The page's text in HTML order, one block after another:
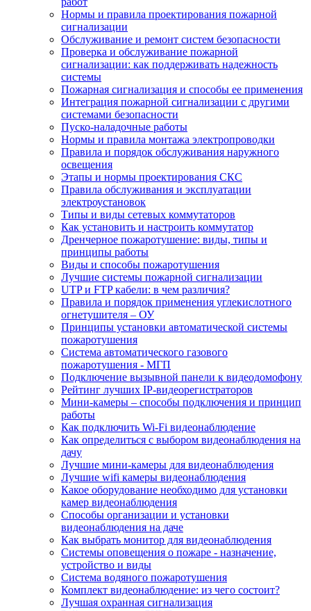
Нормы и правила проектирования пожарной
сигнализации
Обслуживание и ремонт систем безопасности
Проверка и обслуживание пожарной
сигнализации: как поддерживать надежность
системы
Пожарная сигнализация и способы ее применения
Интеграция пожарной сигнализации с другими
системами безопасности
Пуско-наладочные работы
Нормы и правила монтажа электропроводки
Правила и порядок обслуживания наружного
освещения
Этапы и нормы проектирования СКС
Правила обслуживания и эксплуатации
электроустановок
Типы и виды сетевых коммутаторов
Как установить и настроить коммутатор
Дренчерное пожаротушение: виды, типы и
принципы работы
Виды и способы пожаротушения
Лучшие системы пожарной сигнализации
UTP и FTP кабели: в чем различия?
Правила и порядок применения углекислотного
огнетушителя – ОУ
Принципы установки автоматической системы
пожаротушения
Система автоматического газового
пожаротушения - МГП
Подключение вызывной панели к видеодомофону
Рейтинг лучших IP-видеорегистраторов
Мини-камеры – способы подключения и принцип
работы
Как подключить Wi-Fi видеонаблюдение
Как определиться с выбором видеонаблюдения на
дачу
Лучшие мини-камеры для видеонаблюдения
Лучшие wifi камеры видеонаблюдения
Какое оборудование необходимо для установки
камер видеонаблюдения
Способы организации и установки
видеонаблюдения на даче
Как выбрать монитор для видеонаблюдения
Системы оповещения о пожаре - назначение,
устройство и виды
Система водяного пожаротушения
Комплект видеонаблюдение: из чего состоит?
Лучшая охранная сигнализация